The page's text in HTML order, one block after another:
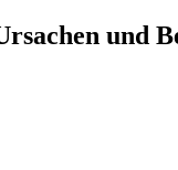
und